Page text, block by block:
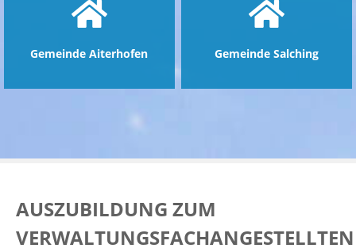
Gemeinde Aiterhofen Gemeinde Salching
AUSZUBILDUNG ZUM
VERWALTUNGSFACHANGESTELLTEN